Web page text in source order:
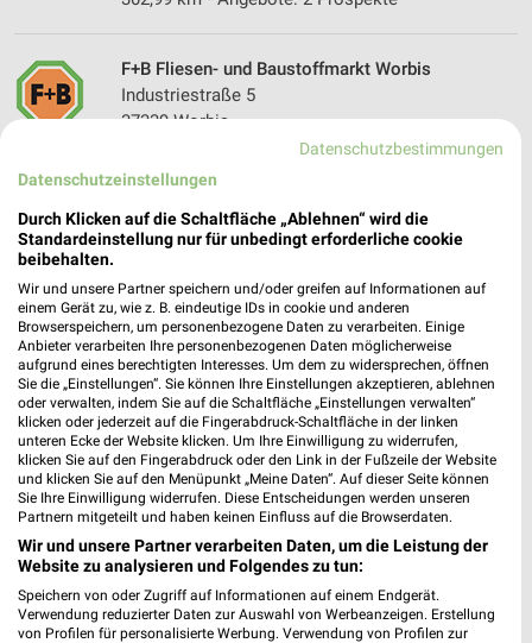
❯
F+B Fliesen- und Baustoffmarkt Worbis
Industriestraße 5
37339 Worbis
Otto Hahn Straße 1-5
34253 Lohfelden bei Kassel
Heute geschlossen
299,49 km
HKL Center Kassel Niestetal
Bettenhäuser Straße 46
34266 Niestetal
Heute geschlossen
296,87 km • Angebote: 1 Prospekt
Datenschutzbestimmungen
Datenschutzeinstellungen
Durch Klicken auf die Schaltfläche „Ablehnen“ wird die
Standardeinstellung nur für unbedingt erforderliche cookie
beibehalten.
Wir und unsere Partner speichern und/oder greifen auf Informationen auf
einem Gerät zu, wie z. B. eindeutige IDs in cookie und anderen
Browserspeichern, um personenbezogene Daten zu verarbeiten. Einige
Anbieter verarbeiten Ihre personenbezogenen Daten möglicherweise
aufgrund eines berechtigten Interesses. Um dem zu widersprechen, öffnen
Sie die „Einstellungen“. Sie können Ihre Einstellungen akzeptieren, ablehnen
oder verwalten, indem Sie auf die Schaltfläche „Einstellungen verwalten“
klicken oder jederzeit auf die Fingerabdruck-Schaltfläche in der linken
unteren Ecke der Website klicken. Um Ihre Einwilligung zu widerrufen,
klicken Sie auf den Fingerabdruck oder den Link in der Fußzeile der Website
und klicken Sie auf den Menüpunkt „Meine Daten“. Auf dieser Seite können
Sie Ihre Einwilligung widerrufen. Diese Entscheidungen werden unseren
Partnern mitgeteilt und haben keinen Einfluss auf die Browserdaten.
Wir und unsere Partner verarbeiten Daten, um die Leistung der
Website zu analysieren und Folgendes zu tun:
Speichern von oder Zugriff auf Informationen auf einem Endgerät.
Verwendung reduzierter Daten zur Auswahl von Werbeanzeigen. Erstellung
von Profilen für personalisierte Werbung. Verwendung von Profilen zur